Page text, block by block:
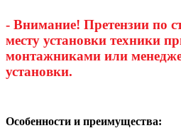
- Внимание! Претензии по
месту установки техники
монтажниками или
установки.
Особенности и преимущества: